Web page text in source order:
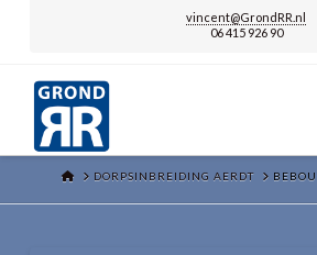
vincent@GrondRR.nl
06 415 926 90
HOMEDORPSINBREIDING AERDT